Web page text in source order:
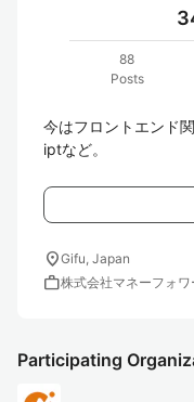
88
Posts
今はフロントエンド
iptなど。
location_onGifu, Japan
work株式会社マネーフォワ
Participating